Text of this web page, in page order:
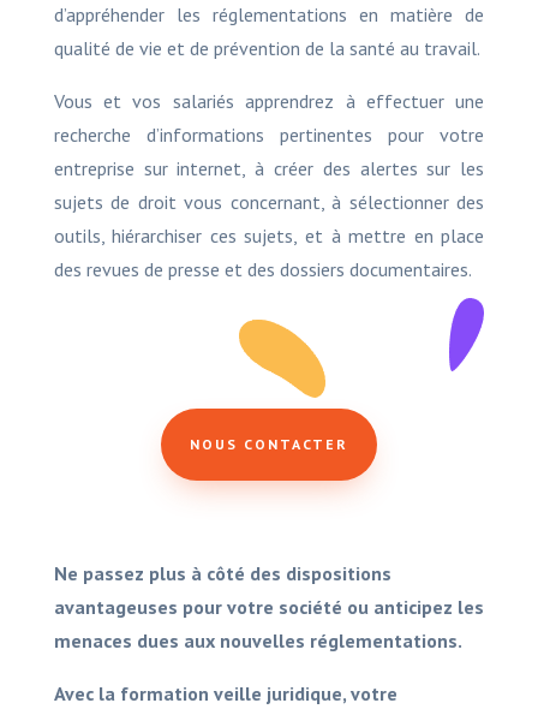
d’appréhender les réglementations en matière de
qualité de vie et de prévention de la santé au travail.
Vous et vos salariés apprendrez à effectuer une
recherche d’informations pertinentes pour votre
entreprise sur internet, à créer des alertes sur les
sujets de droit vous concernant, à sélectionner des
outils, hiérarchiser ces sujets, et à mettre en place
des revues de presse et des dossiers documentaires.
NOUS CONTACTER
Ne passez plus à côté des dispositions
avantageuses pour votre société ou anticipez les
menaces dues aux nouvelles réglementations.
Avec la formation veille juridique, votre